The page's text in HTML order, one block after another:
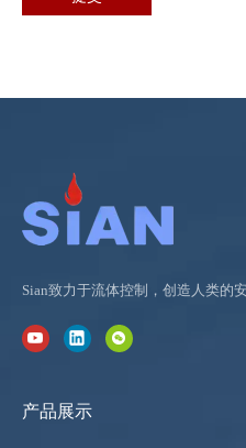
Sian致力于流体控制，创造人类的
产品展示